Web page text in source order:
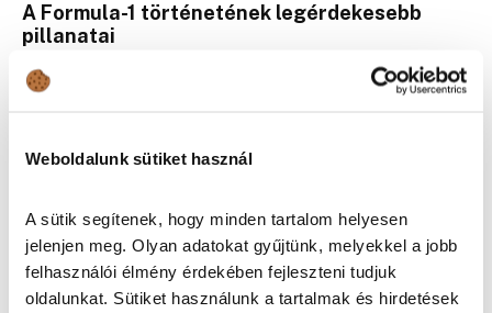
Weboldalunk sütiket használ
A sütik segítenek, hogy minden tartalom helyesen
jelenjen meg. Olyan adatokat gyűjtünk, melyekkel a jobb
felhasználói élmény érdekében fejleszteni tudjuk
oldalunkat. Sütiket használunk a tartalmak és hirdetések
A Formula-1 történetének legérdekesebb
pillanatai
Érdekességek